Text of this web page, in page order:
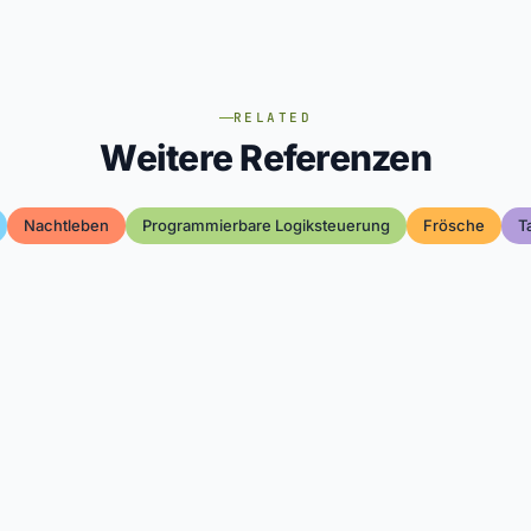
RELATED
Weitere Referenzen
Nachtleben Programmierbare Logiksteuerung Frösche